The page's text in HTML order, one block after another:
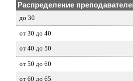
Распределение
до 30
от 30 до 40
от 40 до 50
от 50 до 60
от 60 до 65